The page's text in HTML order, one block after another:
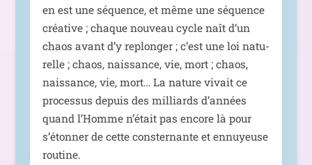
en est une séquence, et même une séquence
créa­tive ; chaque nou­veau cycle naît d’un
chaos avant d’y replon­ger ; c’est une loi natu­
relle ; chaos, nais­sance, vie, mort ; chaos,
nais­sance, vie, mort… La nature vivait ce
pro­ces­sus depuis des mil­liards d’années
quand l’Homme n’était pas encore là pour
s’étonner de cette conster­nante et ennuyeuse
rou­tine.